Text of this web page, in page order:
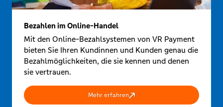
Bezahlen im Online-Handel
Mit den Online-Bezahlsystemen von VR Payment
bieten Sie Ihren Kundinnen und Kunden genau die
Bezahlmöglichkeiten, die sie kennen und denen
sie vertrauen.
Mehr erfahren